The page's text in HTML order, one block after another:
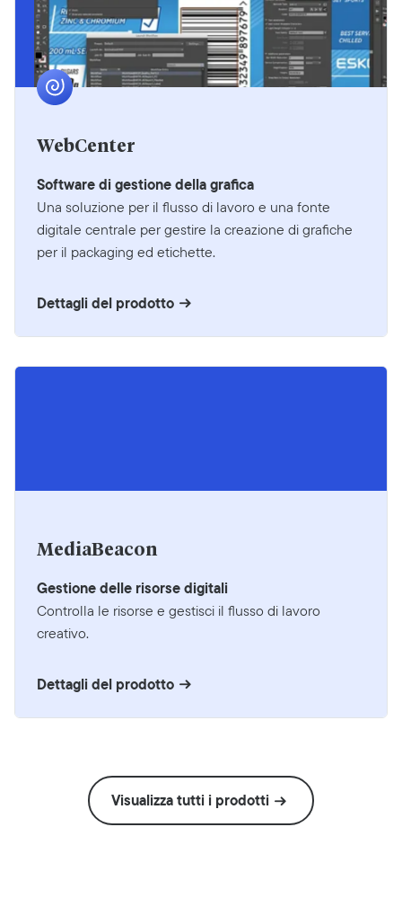
WebCenter
Software di gestione della grafica
Una soluzione per il flusso di lavoro e una fonte
digitale centrale per gestire la creazione di grafiche
per il packaging ed etichette.
Dettagli del prodotto
MediaBeacon
Gestione delle risorse digitali
Controlla le risorse e gestisci il flusso di lavoro
creativo.
Dettagli del prodotto
Visualizza tutti i prodotti